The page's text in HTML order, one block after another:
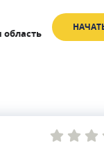
область